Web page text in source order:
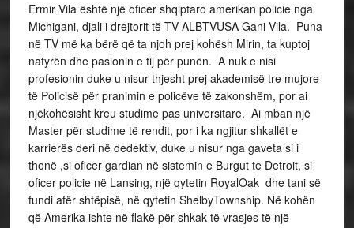
Ermir Vila është një oficer shqiptaro amerikan policie nga
Michigani, djali i drejtorit të TV ALBTVUSA Gani Vila. Puna
në TV më ka bërë që ta njoh prej kohësh Mirin, ta kuptoj
natyrën dhe pasionin e tij për punën. A nuk e nisi
profesionin duke u nisur thjesht prej akademisë tre mujore
të Policisë për pranimin e policëve të zakonshëm, por ai
njëkohësisht kreu studime pas universitare. Ai mban një
Master për studime të rendit, por i ka ngjitur shkallët e
karrierës deri në dedektiv, duke u nisur nga gaveta si i
thonë ,si oficer gardian në sistemin e Burgut te Detroit, si
oficer policie në Lansing, një qytetin RoyalOak dhe tani së
fundi afër shtëpisë, në qytetin ShelbyTownship. Në kohën
që Amerika ishte në flakë për shkak të vrasjes të një